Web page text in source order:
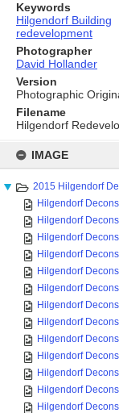
content
IMAGE
2015 Hilgendorf
Hilgendorf
Hilgendorf
Hilgendorf
Hilgendorf
Hilgendorf
Hilgendorf
Hilgendorf
Hilgendorf
Hilgendorf
Hilgendorf
Hilgendorf
Hilgendorf
Hilgendorf
Keywords
Hilgendorf Building
redevelopment
Photographer
David Hollander
Version
Photographic
Filename
Hilgendorf